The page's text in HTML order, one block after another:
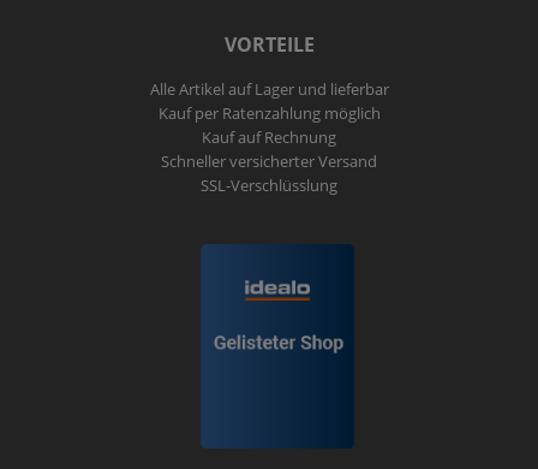
VORTEILE
Alle Artikel auf Lager und lieferbar
Kauf per Ratenzahlung möglich
Kauf auf Rechnung
Schneller versicherter Versand
SSL-Verschlüsslung